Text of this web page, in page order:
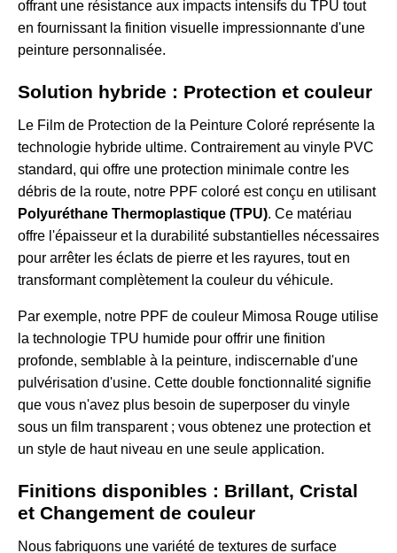
offrant une résistance aux impacts intensifs du TPU tout
en fournissant la finition visuelle impressionnante d'une
peinture personnalisée.
Solution hybride : Protection et couleur
Le Film de Protection de la Peinture Coloré représente la
technologie hybride ultime. Contrairement au vinyle PVC
standard, qui offre une protection minimale contre les
débris de la route, notre PPF coloré est conçu en utilisant
Polyuréthane Thermoplastique (TPU). Ce matériau
offre l'épaisseur et la durabilité substantielles nécessaires
pour arrêter les éclats de pierre et les rayures, tout en
transformant complètement la couleur du véhicule.
Par exemple, notre PPF de couleur Mimosa Rouge utilise
la technologie TPU humide pour offrir une finition
profonde, semblable à la peinture, indiscernable d'une
pulvérisation d'usine. Cette double fonctionnalité signifie
que vous n'avez plus besoin de superposer du vinyle
sous un film transparent ; vous obtenez une protection et
un style de haut niveau en une seule application.
Finitions disponibles : Brillant, Cristal
et Changement de couleur
Nous fabriquons une variété de textures de surface